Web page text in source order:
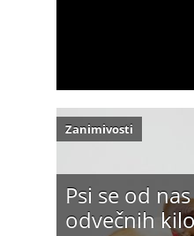
Psi se od
odvečnih
Zanimivosti